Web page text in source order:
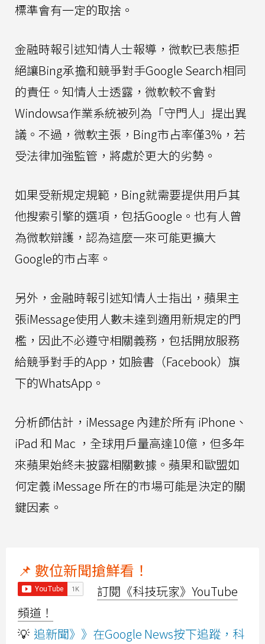
標準會有一定的取捨。
金融時報引述知情人士報導，微軟已表態拒
絕讓Bing承擔和競爭對手Google Search相同
的責任。知情人士透露，微軟較不會對
Windowsa作業系統被列為「守門人」提出異
議。不過，微軟主張，Bing市占率僅3%，若
受法律加強監管，將處於更大的劣勢。
如果受新規定規範，Bing就需要提供用戶其
他搜索引擎的選項，包括Google。也有人曾
為微軟辯護，認為這麼一來可能更擴大
Google的市占率。
另外，金融時報引述知情人士指出，蘋果主
張iMessage使用人數未達到適用新規定的門
檻，因此不必遵守相關義務，包括開放服務
給競爭對手的App，如臉書（Facebook）旗
下的WhatsApp。
分析師估計，iMessage 內建於所有 iPhone、
iPad 和 Mac ，全球用戶量高達10億，但多年
來蘋果始終未披露相關數據。蘋果和歐盟如
何定義 iMessage 所在的市場可能是決定的關
鍵因素。
📌 數位新聞搶鮮看！
訂閱《科技玩家》YouTube
頻道！
💡 追新聞》》在Google News按下追蹤，科